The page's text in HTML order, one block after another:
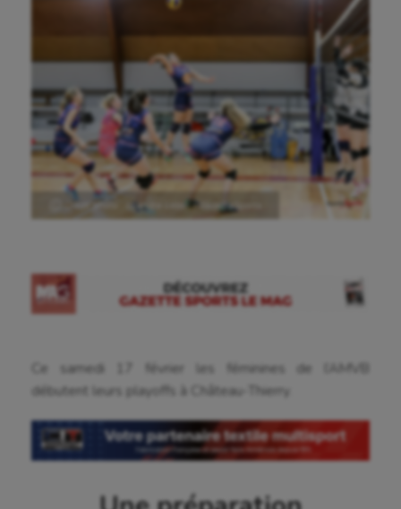
Ⓒ Crédit photo : Leandre Leber – GazetteSports
Ce samedi 17 février les féminines de l’AMVB
débutent leurs playoffs à Château-Thierry.